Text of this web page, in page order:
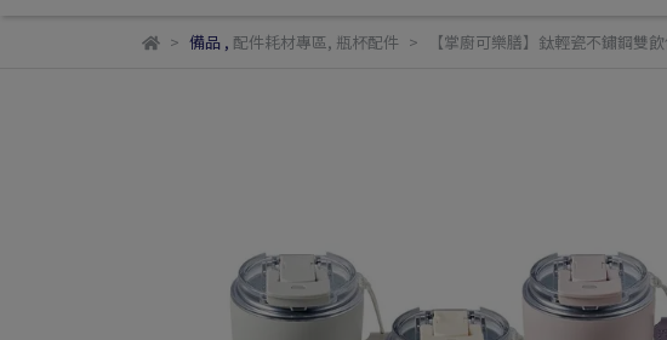
備品 , 配件耗材專區, 瓶杯配件 【掌廚可樂膳】鈦輕瓷不鏽鋼雙